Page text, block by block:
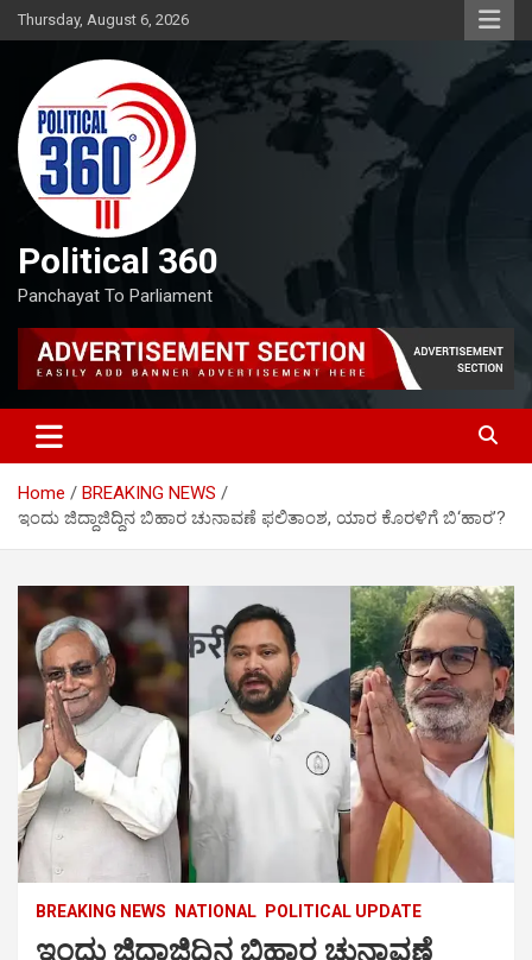
Skip
to
Thursday, August 6, 2026
Political 360
Panchayat To Parliament
Home
BREAKING NEWS
ಇಂದು ಜಿದ್ದಾಜಿದ್ದಿನ ಬಿಹಾರ ಚುನಾವಣೆ ಫಲಿತಾಂಶ, ಯಾರ ಕೊರಳಿಗೆ ಬಿ‘ಹಾರ’?
BREAKING NEWS NATIONAL POLITICAL UPDATE
ಇಂದು ಜಿದ್ದಾಜಿದ್ದಿನ ಬಿಹಾರ ಚುನಾವಣೆ